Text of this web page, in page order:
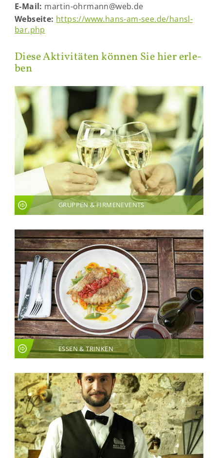
E-​Mail: martin-​ohrmann@web.de
Web­sei­te: https://www.hans-​am-see.de/hansl­
bar.php
Diese Ak­ti­vi­tä­ten kön­nen Sie hier er­le­
ben
GRUPPEN & FIRMENEVENTS
ESSEN & TRINKEN